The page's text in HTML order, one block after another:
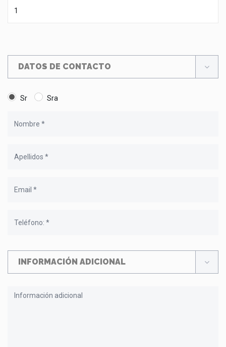
DATOS DE CONTACTO
Sr Sra
INFORMACIÓN ADICIONAL